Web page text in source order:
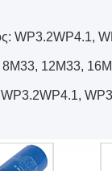
12M33,